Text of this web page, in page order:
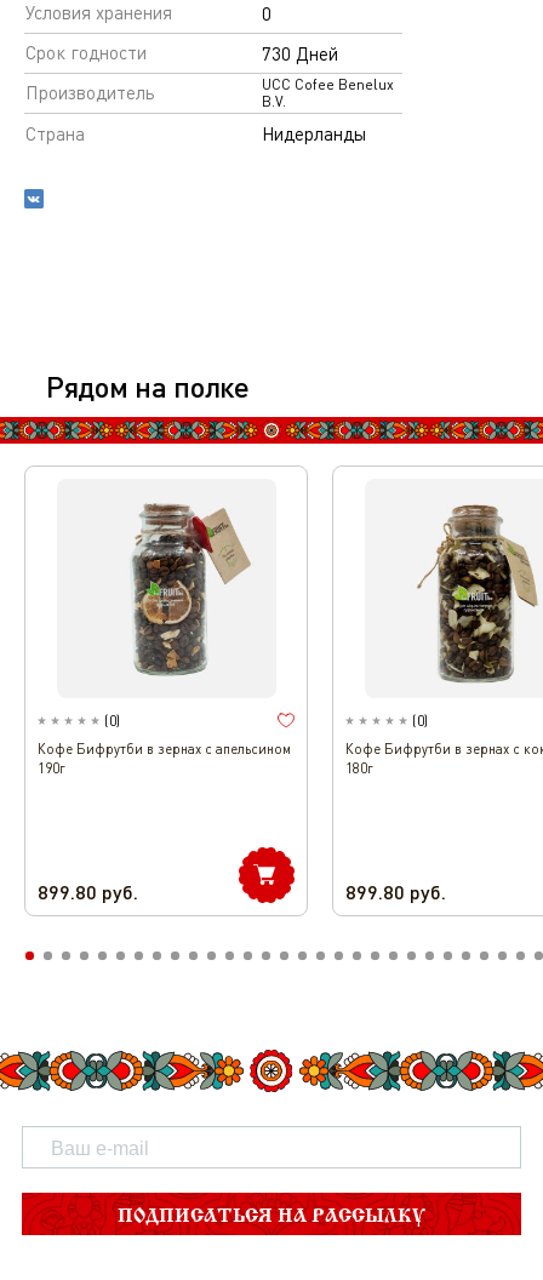
Условия хранения
0
Срок годности
730 Дней
Производитель
UCC Cofee Benelux
B.V.
Страна Нидерланды
Рядом на полке
(0)
Кофе Бифрутби в зернах с апельсином
190г
899.80 руб.
(0)
Кофе Бифрутби в зернах с
180г
899.80 руб.
ПОДПИСАТЬСЯ НА РАССЫЛКУ